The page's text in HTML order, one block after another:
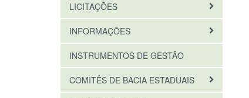
LICITAÇÕES
INFORMAÇÕES
INSTRUMENTOS DE GESTÃO
COMITÊS DE BACIA ESTADUAIS